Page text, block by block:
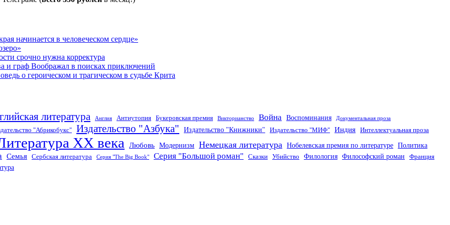
начинается в человеческом сердце»
срочно нужна корректура
и граф Воображал в поисках приключений
о героическом и трагическом в судьбе Крита
литература Англия Антиутопия Букеровская премия Викторианство Война Воспоминания Документальная проза
"Абрикобукс" Издательство "Азбука" Издательство "Книжники" Издательство "МИФ" Индия Интеллектуальная проза
XX века Любовь Модернизм Немецкая литература Нобелевская премия по литературе Политика
Семья Сербская литература Серия "The Big Book" Серия "Большой роман" Сказки Убийство Филология Философский роман Франция